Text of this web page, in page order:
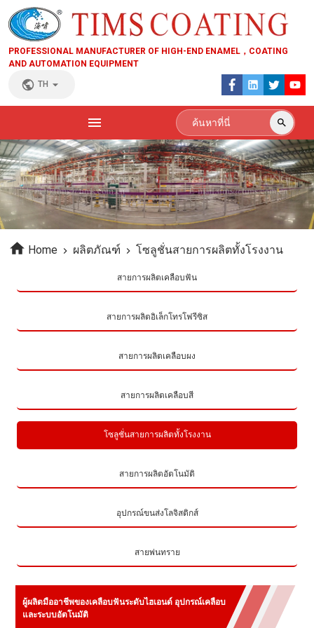
PROFESSIONAL MANUFACTURER OF HIGH-END ENAMEL，COATING
AND AUTOMATION EQUIPMENT
TH
Home ผลิตภัณฑ์ โซลูชั่นสายการผลิตทั้งโรงงาน
สายการผลิตเคลือบฟัน
สายการผลิตอิเล็กโทรโฟรีซิส
สายการผลิตเคลือบผง
สายการผลิตเคลือบสี
โซลูชั่นสายการผลิตทั้งโรงงาน
สายการผลิตอัตโนมัติ
อุปกรณ์ขนส่งโลจิสติกส์
สายพ่นทราย
ผู้ผลิตมืออาชีพของเคลือบฟันระดับไฮเอนด์ อุปกรณ์เคลือบ
และระบบอัตโนมัติ